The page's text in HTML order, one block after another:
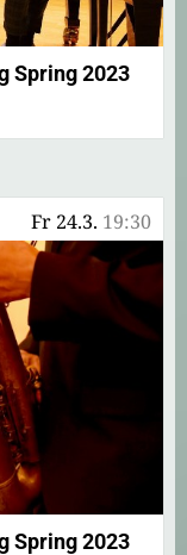
Spring 2023
Fr 24.3. 19:30
Spring 2023